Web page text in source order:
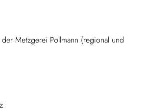
Metz­gerei Poll­mann (regional und